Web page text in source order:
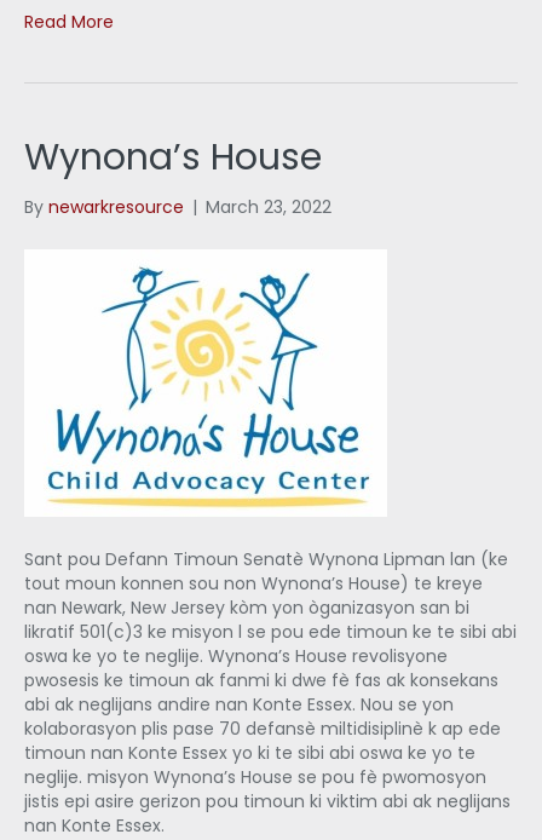
Read More
Wynona’s House
By newarkresource | March 23, 2022
Sant pou Defann Timoun Senatè Wynona Lipman lan (ke
tout moun konnen sou non Wynona’s House) te kreye
nan Newark, New Jersey kòm yon òganizasyon san bi
likratif 501(c)3 ke misyon l se pou ede timoun ke te sibi abi
oswa ke yo te neglije. Wynona’s House revolisyone
pwosesis ke timoun ak fanmi ki dwe fè fas ak konsekans
abi ak neglijans andire nan Konte Essex. Nou se yon
kolaborasyon plis pase 70 defansè miltidisiplinè k ap ede
timoun nan Konte Essex yo ki te sibi abi oswa ke yo te
neglije. misyon Wynona’s House se pou fè pwomosyon
jistis epi asire gerizon pou timoun ki viktim abi ak neglijans
nan Konte Essex.